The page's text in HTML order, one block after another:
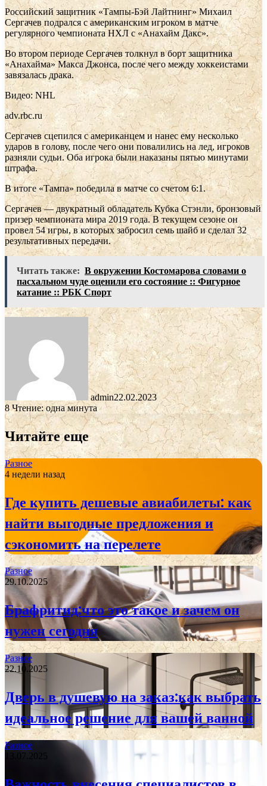
Российский защитник «Тампы-Бэй Лайтнинг» Михаил
Сергачев подрался с американским игроком в матче
регулярного чемпионата НХЛ с «Анахайм Дакс».
Во втором периоде Сергачев толкнул в борт защитника
«Анахайма» Макса Джонса, после чего между хоккеистами
завязалась драка.
Видео: NHL
adv.rbc.ru
Сергачев сцепился с американцем и нанес ему несколько
ударов в голову, после чего они повалились на лед, игроков
разняли судьи. Оба игрока были наказаны пятью минутами
штрафа.
В итоге «Тампа» победила в матче со счетом 6:1.
Сергачев — двукратный обладатель Кубка Стэнли, бронзовый
призер чемпионата мира 2019 года. В текущем сезоне он
провел 54 игры, в которых забросил семь шайб и сделал 32
результативных передачи.
Читать также: В окружении Костомарова словами о
пасхальном чуде оценили его состояние :: Фигурное
катание :: РБК Спорт
admin22.02.2023
8 Чтение: одна минута
Читайте еще
Разное
4 недели назад
Где купить дешевые авиабилеты: как
найти выгодные предложения и
сэкономить на перелете
Разное
29.10.2025
Брафритид:что это такое и зачем он
нужен сегодня
Разное
22.10.2025
Дверь в душевую на заказ:как выбрать
идеальное решение для вашей ванной
Разное
13.07.2025